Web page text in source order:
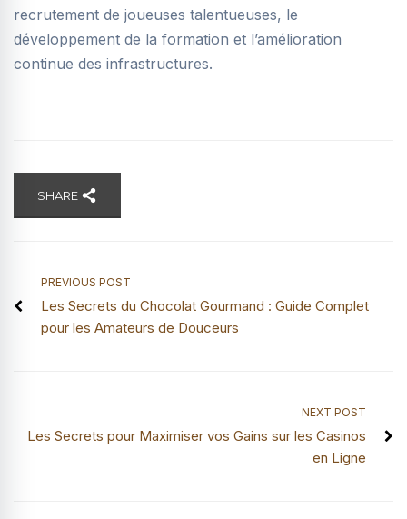
recrutement de joueuses talentueuses, le
développement de la formation et l’amélioration
continue des infrastructures.
SHARE
PREVIOUS POST
Les Secrets du Chocolat Gourmand : Guide Complet
pour les Amateurs de Douceurs
NEXT POST
Les Secrets pour Maximiser vos Gains sur les Casinos
en Ligne